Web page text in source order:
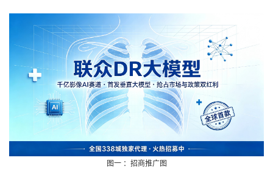
图一 ：招商推广图